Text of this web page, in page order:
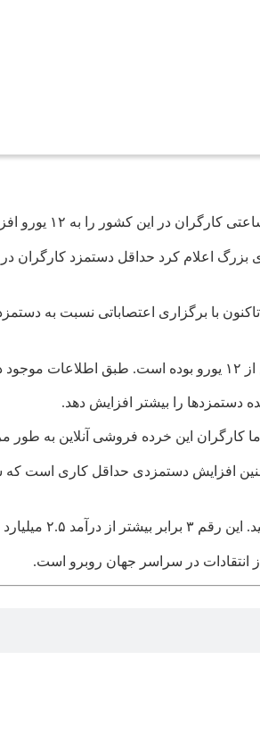
این کشور را به ۱۲ یورو افزایش داد.
آلمان دومین بازار بزرگ آمازون به حساب می‌آید و اتحادیه کارگری از سال ۲۰۱۳
دستمزدها را بیشتر افزایش دهد.
چنین افزایش دستمزدی حداقل کاری
انتقادات در سراسر جهان روبرو است.